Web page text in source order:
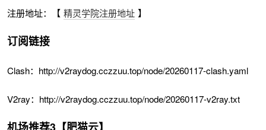
注册地址：【 精灵学院注册地址 】
订阅链接
Clash：http://v2raydog.cczzuu.top/node/20260117-clash.yaml
V2ray：http://v2raydog.cczzuu.top/node/20260117-v2ray.txt
机场推荐3【肥猫云】